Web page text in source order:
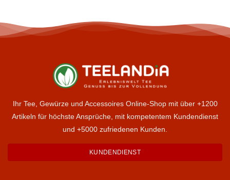
Ihr Tee, Gewürze und Accessoires Online-Shop mit über +1200
Artikeln für höchste Ansprüche, mit kompetentem Kundendienst
und +5000 zufriedenen Kunden.
KUNDENDIENST